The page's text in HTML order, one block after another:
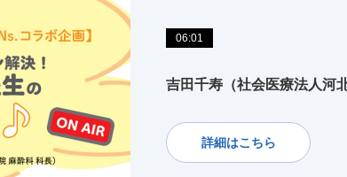
06:01
吉田千寿（社会医療法人河
詳細はこちら